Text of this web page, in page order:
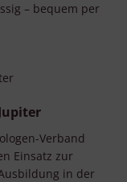
– bequem per
Verband
Einsatz zur
in der